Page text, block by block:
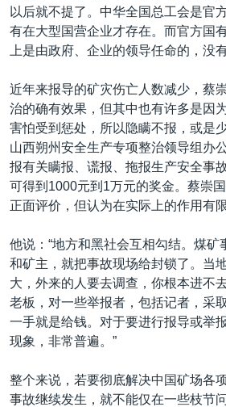
以后就不提了。中华全国总工会是官
有在大型国营企业才存在。而官方国
上是由政府、企业的领导任命的，没
近年来报导的矿灾伤亡人数减少，蔡
治的确有效果，但其中也有许多是因
害怕受到惩处，所以隐瞒不报，或是
山西朔州安全生产专项整治领导组办
报有关瞒报、谎报、拖报生产安全事
可得到1000元到1万元的奖金。蔡崇
正面评价，但认为在实际上的作用有限
他说：“地方和黑社会互相勾结。煤矿
和矿主，就把事故现场给封锁了。当
大，外来的人要去调查，你根本进不
老板，对一些举报者，包括记者，采
一手就是给钱。对于要进行报导或举
现象，非常普遍。”
整个来说，若要彻底解决中国矿场各
事故继续发生，就不能仅在一些枝节